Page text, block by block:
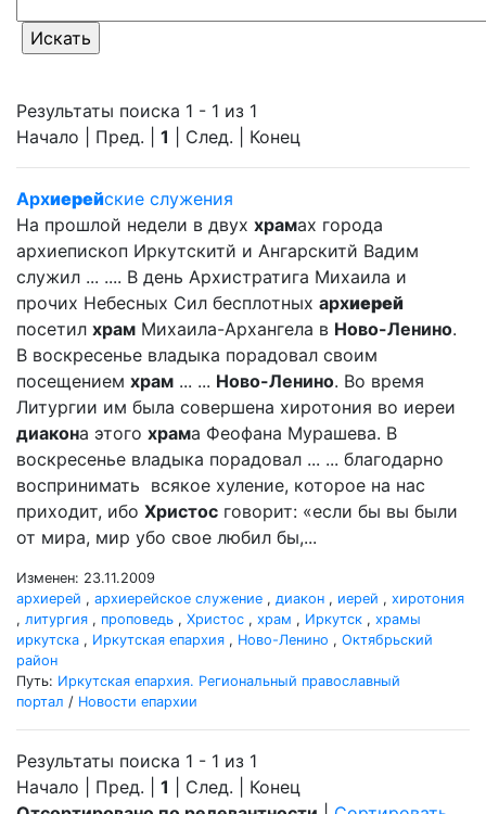
Результаты поиска 1 - 1 из 1
Начало | Пред. | 1 | След. | Конец
Архиерейские служения
На прошлой недели в двух храмах города
архиепископ Иркутскитй и Ангарскитй Вадим
служил ... .... В день Архистратига Михаила и
прочих Небесных Сил бесплотных архиерей
посетил храм Михаила-Архангела в Ново-Ленино.
В воскресенье владыка порадовал своим
посещением храм ... ... Ново-Ленино. Во время
Литургии им была совершена хиротония во иереи
диакона этого храма Феофана Мурашева. В
воскресенье владыка порадовал ... ... благодарно
воспринимать всякое хуление, которое на нас
приходит, ибо Христос говорит: «если бы вы были
от мира, мир убо свое любил бы,...
Изменен: 23.11.2009
архиерей , архиерейское служение , диакон , иерей , хиротония
, литургия , проповедь , Христос , храм , Иркутск , храмы
иркутска , Иркутская епархия , Ново-Ленино , Октябрьский
район
Путь: Иркутская епархия. Региональный православный
портал / Новости епархии
Результаты поиска 1 - 1 из 1
Начало | Пред. | 1 | След. | Конец